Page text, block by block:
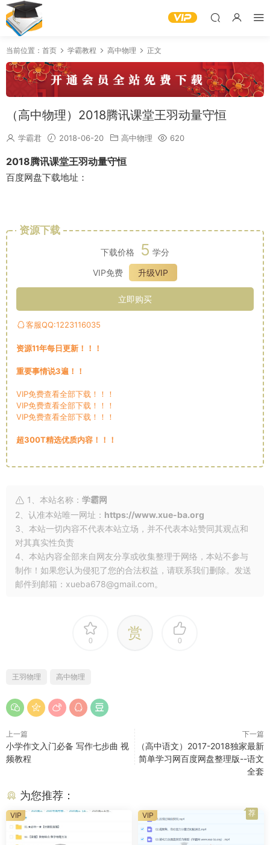
当前位置： 首页 学霸教程 高中物理 正文
（高中物理）2018腾讯课堂王羽动量守恒
学霸君 2018-06-20 高中物理 620
2018腾讯课堂王羽动量守恒
百度网盘下载地址：
资源下载
下载价格 5 学分
VIP免费
升级VIP
立即购买
客服QQ:1223116035
资源11年每日更新！！！
重要事情说3遍！！
VIP免费查看全部下载！！！
VIP免费查看全部下载！！！
VIP免费查看全部下载！！！
超300T精选优质内容！！！
1、本站名称： 学霸网
2、认准本站唯一网址： https://www.xue-ba.org
3、本站一切内容不代表本站立场，并不代表本站赞同其观点和
对其真实性负责
4、本站内容全部来自网友分享或收集整理于网络，本站不参与
制作！如果您认为侵犯了您的合法权益，请联系我们删除。发送
邮件到邮箱：xueba678@gmail.com。
0 赏 0
王羽物理 高中物理
上一篇
小学作文入门必备 写作七步曲 视
频教程
下一篇
（高中语文）2017-2018独家最新
简单学习网百度网盘整理版--语文
全套
为您推荐：
VIP VIP 荐